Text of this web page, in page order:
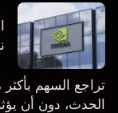
الحدث، دون أن